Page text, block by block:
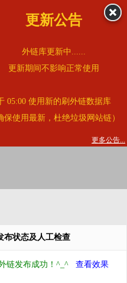
布状态及人工检查
更新公告
外链库更新中......
更新期间不影响正常使用
05:00 使用新的刷外链数据库
保使用最新，杜绝垃圾网站链）
更多公告...